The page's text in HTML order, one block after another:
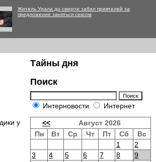
Житель Урала до смерти забил приятелей за
предложение заняться сексом
у
Тайны дня
Поиск
Интерновости Интернет
<<
Август 2026
Пн
Вт Ср Чт Пт Сб
Вс
1
2
3
4 5 6 7 8
9